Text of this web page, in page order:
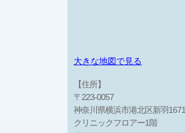
大きな地図で見る
【住所】
〒223-0057
神奈川県横浜市港北区新羽1671
クリニックフロアー1階